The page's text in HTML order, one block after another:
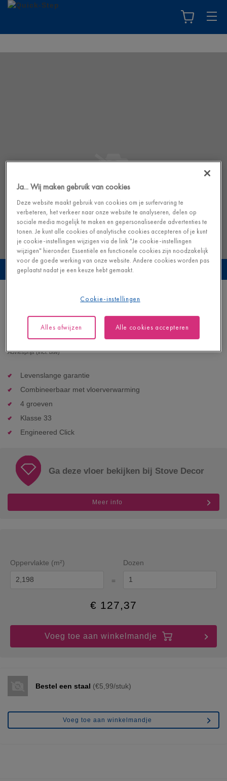
Bekijk deze vloer in je eigen interieur
VINYL - ILLUME |AVMTU40325
57,95 €/m²
Adviesprijs (incl. btw)
Levenslange garantie
Combineerbaar met vloerverwarming
4 groeven
Klasse 33
Engineered Click
Ga deze vloer bekijken bij Stove Decor
Meer info
Oppervlakte (m²)
=
Dozen
€ 127,37
Voeg toe aan winkelmandje
Bestel een staal (€5,99/stuk)
Voeg toe aan winkelmandje
Ja... Wij maken gebruik van cookies
Deze website maakt gebruik van cookies om je surfervaring te
verbeteren, het verkeer naar onze website te analyseren, delen op
sociale media mogelijk te maken en gepersonaliseerde advertenties te
tonen. Je kunt alle cookies of analytische cookies accepteren of je kunt
je cookie-instellingen wijzigen via de link "Je cookie-instellingen
wijzigen" hieronder. Essentiële en functionele cookies zijn noodzakelijk
voor de goede werking van onze website. Andere cookies worden pas
geplaatst nadat je een keuze hebt gemaakt.
Cookie-instellingen
Alles afwijzen Alle cookies accepteren